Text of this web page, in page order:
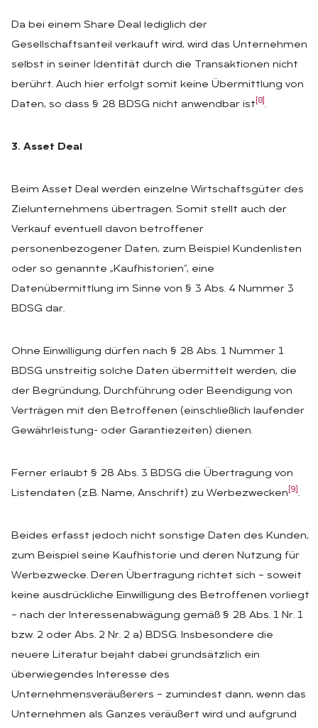
Da bei einem Share Deal lediglich der
Gesellschaftsanteil verkauft wird, wird das Unternehmen
selbst in seiner Identität durch die Transaktionen nicht
berührt. Auch hier erfolgt somit keine Übermittlung von
Daten, so dass § 28 BDSG nicht anwendbar ist [8] .
3. Asset Deal
Beim Asset Deal werden einzelne Wirtschaftsgüter des
Zielunternehmens übertragen. Somit stellt auch der
Verkauf eventuell davon betroffener
personenbezogener Daten, zum Beispiel Kundenlisten
oder so genannte „Kaufhistorien“, eine
Datenübermittlung im Sinne von § 3 Abs. 4 Nummer 3
BDSG dar.
Ohne Einwilligung dürfen nach § 28 Abs. 1 Nummer 1
BDSG unstreitig solche Daten übermittelt werden, die
der Begründung, Durchführung oder Beendigung von
Verträgen mit den Betroffenen (einschließlich laufender
Gewährleistung- oder Garantiezeiten) dienen.
Ferner erlaubt § 28 Abs. 3 BDSG die Übertragung von
Listendaten (z.B. Name, Anschrift) zu Werbezwecken [9] .
Beides erfasst jedoch nicht sonstige Daten des Kunden,
zum Beispiel seine Kaufhistorie und deren Nutzung für
Werbezwecke. Deren Übertragung richtet sich – soweit
keine ausdrückliche Einwilligung des Betroffenen vorliegt
– nach der Interessenabwägung gemäß § 28 Abs. 1 Nr. 1
bzw. 2 oder Abs. 2 Nr. 2 a) BDSG. Insbesondere die
neuere Literatur bejaht dabei grundsätzlich ein
überwiegendes Interesse des
Unternehmensveräußerers – zumindest dann, wenn das
Unternehmen als Ganzes veräußert wird und aufgrund